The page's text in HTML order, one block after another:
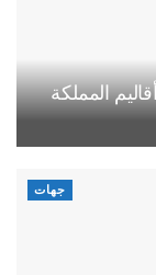
المملكة
جهات